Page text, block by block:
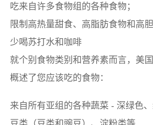
吃来自许多食物组的各种食物；
限制高热量甜食、高脂肪食物和高
少喝苏打水和咖啡
就个别食物类别和营养素而言，美
概述了您应该吃的食物：
来自所有亚组的各种蔬菜 - 深绿色、